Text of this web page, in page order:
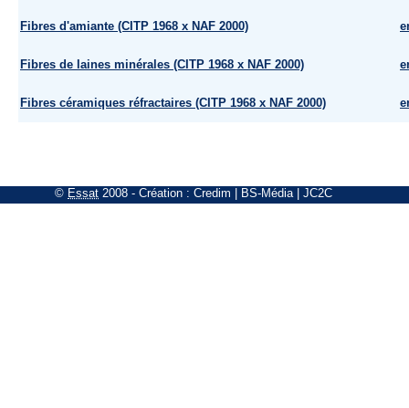
Fibres d'amiante (CITP 1968 x NAF 2000)
Fibres de laines minérales (CITP 1968 x NAF 2000)
Fibres céramiques réfractaires (CITP 1968 x NAF 2000)
© Essat 2008 - Création : Credim BS-Média| JC2C